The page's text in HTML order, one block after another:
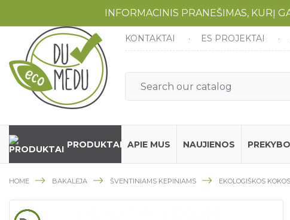
INFORMACINIS PRANEŠIMAS, KURĮ
KONTAKTAI ES PROJEKTAI
PRODUKTAI APIE MUS NAUJIENOS
HOME BAKALĖJA ŠVENTINIAMS KEPINIAMS EKOLOGIŠKOS